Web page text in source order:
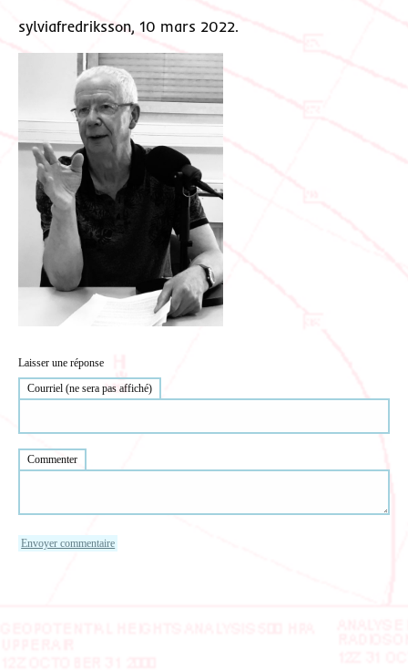
sylviafredriksson, 10 mars 2022.
Laisser une réponse
Courriel (ne sera pas affiché)
Commenter